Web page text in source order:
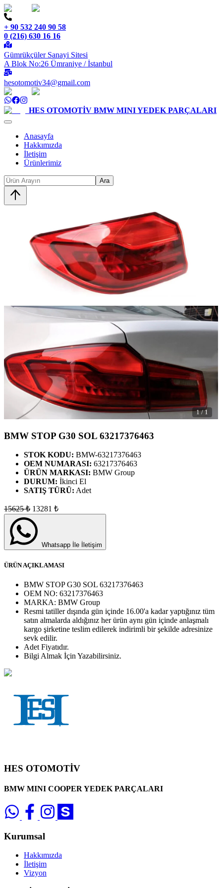
+ 90 532 240 90 58
0 (216) 630 16 16
Gümrükçüler Sanayi Sitesi
A Blok No:26 Ümraniye / İstanbul
hesotomotiv34@gmail.com
HES OTOMOTİV BMW MINI YEDEK PARÇALARI
Anasayfa
Hakkımızda
İletişim
Ürünlerimiz
Ara
1/1
BMW STOP G30 SOL 63217376463
STOK KODU: BMW-63217376463
OEM NUMARASI: 63217376463
ÜRÜN MARKASI: BMW Group
DURUM: İkinci El
SATIŞ TÜRÜ: Adet
15625₺ 13281 ₺
Whatsapp İle İletişim
ÜRÜN AÇIKLAMASI
BMW STOP G30 SOL 63217376463
OEM NO: 63217376463
MARKA: BMW Group
Resmi tatiller dışında gün içinde 16.00'a kadar yaptığınız tüm
satın almalarda aldığınız her ürün aynı gün içinde anlaşmalı
kargo şirketine teslim edilerek indirimli bir şekilde adresinize
sevk edilir.
Adet Fiyatıdır.
Bilgi Almak İçin Yazabilirsiniz.
HES OTOMOTİV
BMW MINI COOPER YEDEK PARÇALARI
Kurumsal
Hakkımızda
İletişim
Vizyon